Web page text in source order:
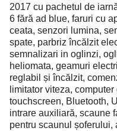
2017 cu pachetul de
6 fără ad blue, faruri cu
ceata, senzori lumina,
spate, parbriz încălzit
semnalizari in oglinzi,
heliomata, geamuri
reglabil și încălzit,
limitator viteza,
touchscreen, Bluetooth,
intrare auxiliară, scaune
pentru scaunul șoferului,